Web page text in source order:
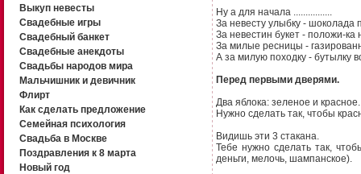
Выкуп невесты
Свадебные игры
Свадебный банкет
Свадебные анекдоты
Свадьбы народов мира
Мальчишник и девичник
Флирт
Как сделать предложение
Семейная психология
Свадьба в Москве
Поздравления к 8 марта
Новый год
Hу а для начала ................
За невесту улыбку - шоколада
За невестин букет - положи-ка
За милые ресницы -
А за милую походку - бутылку
Перед первыми дверями.
Два яблока: зеленое и красное.
Hужно сделать так, чтобы
Видишь эти 3 стакана.
Тебе нужно сделать так,
деньги, мелочь, шампанское).